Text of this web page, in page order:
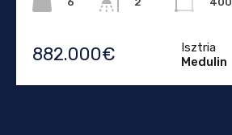
882.000€
Isztria
Medulin